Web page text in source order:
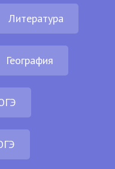
Литература
География